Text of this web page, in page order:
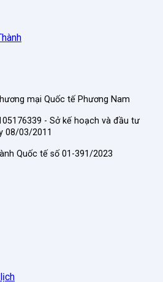
mại Quốc tế Phương Nam
- Sở kế hoạch và đầu tư
08/03/2011
Quốc tế số 01-391/2023